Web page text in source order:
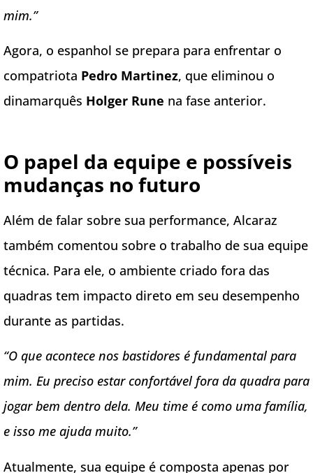
mim.”
Agora, o espanhol se prepara para enfrentar o
compatriota Pedro Martinez, que eliminou o
dinamarquês Holger Rune na fase anterior.
O papel da equipe e possíveis
mudanças no futuro
Além de falar sobre sua performance, Alcaraz
também comentou sobre o trabalho de sua equipe
técnica. Para ele, o ambiente criado fora das
quadras tem impacto direto em seu desempenho
durante as partidas.
“O que acontece nos bastidores é fundamental para
mim. Eu preciso estar confortável fora da quadra para
jogar bem dentro dela. Meu time é como uma família,
e isso me ajuda muito.”
Atualmente, sua equipe é composta apenas por